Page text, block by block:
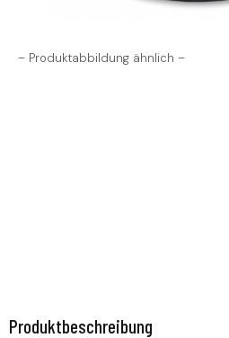
– Produktabbildung ähnlich –
Produktbeschreibung